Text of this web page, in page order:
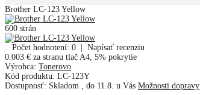
Brother LC-123 Yellow
600 strán
Počet hodnotení: 0
Napísať recenziu
0.003 € za stranu tlač A4, 5% pokrytie
Výrobca: Tonerovo
Kód produktu: LC-123Y
Dostupnosť: Skladom do 11.8. u Vás Možnosti dopravy